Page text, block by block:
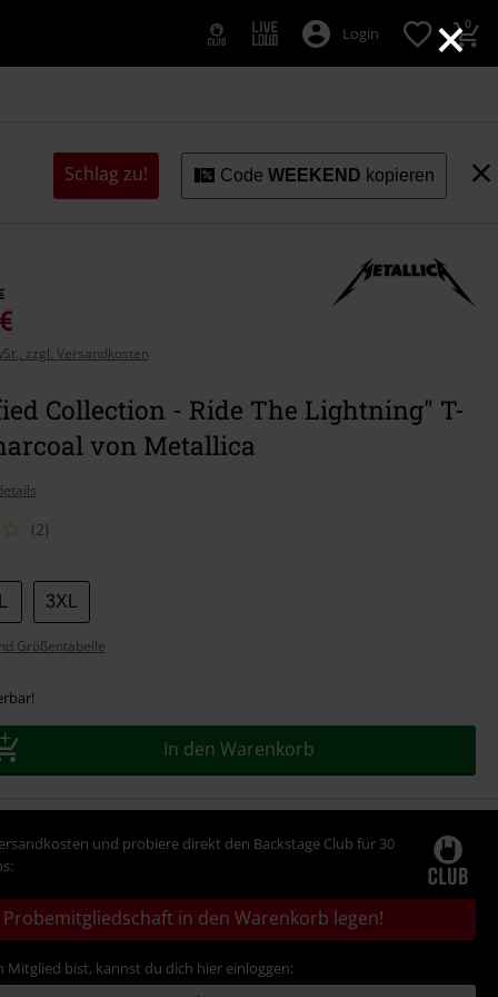
×
Login 0
Schlag zu! CodeWEEKEND kopieren
zzgl. Versandkosten
Collection - Ride The Lightning" T-
von Metallica
(2)
3XL
Größentabelle
In den Warenkorb
und probiere direkt den Backstage Club für 30
Probemitgliedschaft in den Warenkorb legen!
Mitglied bist, kannst du dich hier einloggen: